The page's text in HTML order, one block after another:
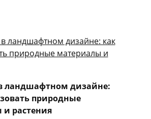
ландшафтном дизайне:
природные
растения